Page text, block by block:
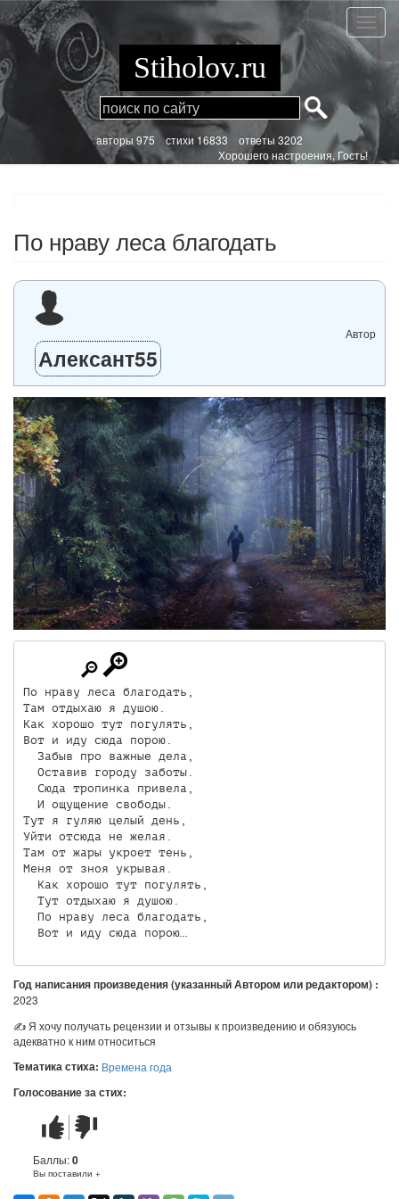
Перейти
к
основному
содержанию
По
нраву
леса
Stiholov.ru
aвторы 975стихи 16833 ответы 3202
Хорошего настроения, Гость!
По нраву леса благодать
Автор
Алексант55
По нраву леса благодать,
Там отдыхаю я душою.
Как хорошо тут погулять,
Вот и иду сюда порою.
  Забыв про важные дела,
  Оставив городу заботы.
  Сюда тропинка привела,
  И ощущение свободы.
Тут я гуляю целый день,
Уйти отсюда не желая.
Там от жары укроет тень,
Меня от зноя укрывая.
  Как хорошо тут погулять,
  Тут отдыхаю я душою.
  По нраву леса благодать,
Год написания произведения (указанный Автором или редактором) :
2023
✍ Я хочу получать рецензии и отзывы к произведению и обязуюсь
адекватно к ним относиться
Тематика стиха: Времена года
Голосование за стих:
Стих
понравился
Стих
не
понравился
Баллы:0
Вы поставили +